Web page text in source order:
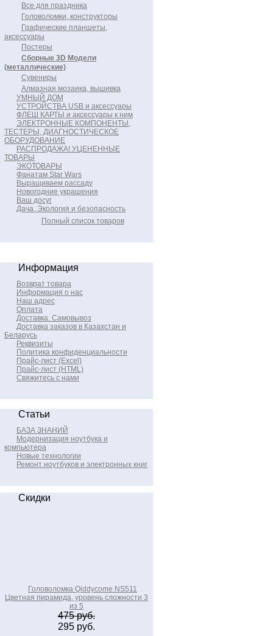
Все для праздника
Головоломки, конструкторы
Графические планшеты,
аксессуары
Постеры
Сборные 3D Модели
(металлические)
Сувениры
Алмазная мозаика, вышивка
УМНЫЙ ДОМ
УСТРОЙСТВА USB и аксессуары
ФЛЕШ КАРТЫ и аксессуары к ним
ЭЛЕКТРОННЫЕ КОМПОНЕНТЫ,
ТЕСТЕРЫ, ДИАГНОСТИЧЕСКОЕ
ОБОРУДОВАНИЕ
РАСПРОДАЖА! УЦЕНЕННЫЕ
ТОВАРЫ
ЭКОТОВАРЫ
Фанатам Star Wars
Выращиваем рассаду
Новогодние украшения
Ваш досуг
Дача. Экология и безопасность
Полный список товаров
Информация
Возврат товара
Информация о нас
Наш адрес
Оплата
Доставка. Самовывоз
Доставка заказов в Казахстан и
Беларусь
Реквизиты
Политика конфиденциальности
Прайс-лист (Excel)
Прайс-лист (HTML)
Свяжитесь с нами
Статьи
БАЗА ЗНАНИЙ
Модернизация ноутбука и
компьютера
Новые технологии
Ремонт ноутбуков и электронных книг
Скидки
Головоломка Qiddycome NS511
Цветная пирамида, уровень сложности 3
из 5
475 руб.
295 руб.